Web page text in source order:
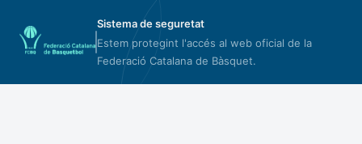
Sistema de seguretat
Estem protegint l'accés al web oficial de la
Federació Catalana de Bàsquet.